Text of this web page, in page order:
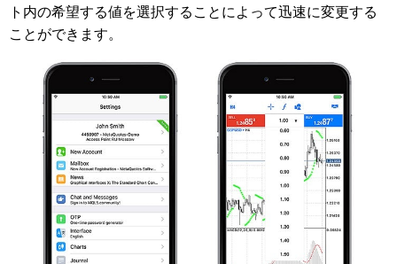
ト内の希望する値を選択することによって迅速に変更する
ことができます。